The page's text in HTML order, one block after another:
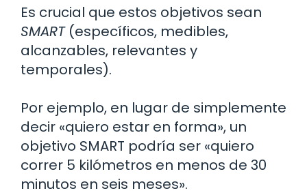
Es crucial que estos objetivos sean
SMART(específicos, medibles,
alcanzables, relevantes y
temporales).
Por ejemplo, en lugar de simplemente
decir «quiero estar en forma», un
objetivo SMART podría ser «quiero
correr 5 kilómetros en menos de 30
minutos en seis meses».